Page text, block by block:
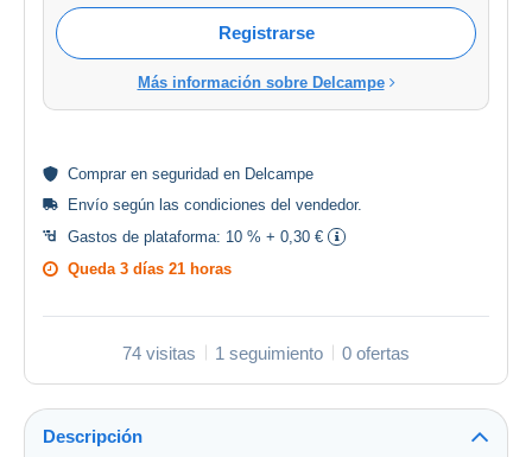
Registrarse
Más información sobre Delcampe
Comprar en seguridad en Delcampe
Envío según las condiciones del vendedor.
Gastos de plataforma: 10 % + 0,30 €
Queda 3 días 21 horas
74 visitas 1 seguimiento 0 ofertas
Descripción